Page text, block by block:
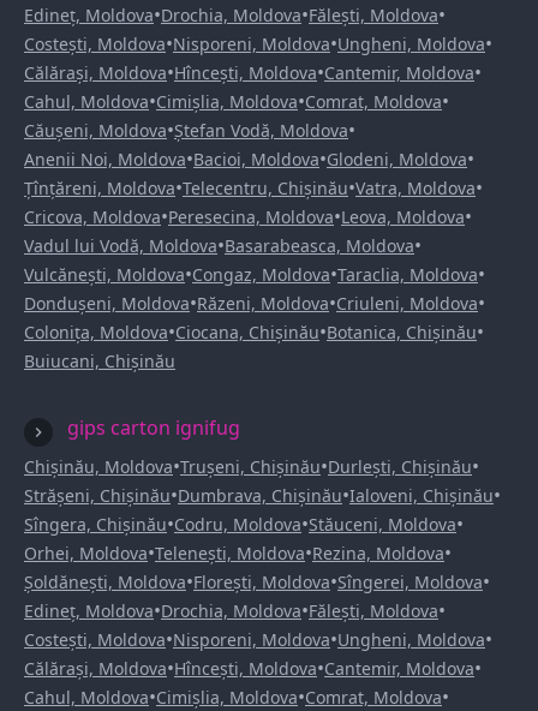
Edineț, Moldova•Drochia, Moldova•Fălești, Moldova•
Costești, Moldova•Nisporeni, Moldova•Ungheni, Moldova•
Călărași, Moldova•Hîncești, Moldova•Cantemir, Moldova•
Cahul, Moldova•Cimișlia, Moldova•Comrat, Moldova•
Căușeni, Moldova•Ștefan Vodă, Moldova•
Anenii Noi, Moldova•Bacioi, Moldova•Glodeni, Moldova•
Țînțăreni, Moldova•Telecentru, Chișinău•Vatra, Moldova•
Cricova, Moldova•Peresecina, Moldova•Leova, Moldova•
Vadul lui Vodă, Moldova•Basarabeasca, Moldova•
Vulcănești, Moldova•Congaz, Moldova•Taraclia, Moldova•
Dondușeni, Moldova•Răzeni, Moldova•Criuleni, Moldova•
Colonița, Moldova•Ciocana, Chișinău•Botanica, Chișinău•
Buiucani, Chișinău
gips carton ignifug
Chișinău, Moldova•Trușeni, Chișinău•Durlești, Chișinău•
Strășeni, Chișinău•Dumbrava, Chișinău•Ialoveni, Chișinău•
Sîngera, Chișinău•Codru, Moldova•Stăuceni, Moldova•
Orhei, Moldova•Telenești, Moldova•Rezina, Moldova•
Șoldănești, Moldova•Florești, Moldova•Sîngerei, Moldova•
Edineț, Moldova•Drochia, Moldova•Fălești, Moldova•
Costești, Moldova•Nisporeni, Moldova•Ungheni, Moldova•
Călărași, Moldova•Hîncești, Moldova•Cantemir, Moldova•
Cahul, Moldova•Cimișlia, Moldova•Comrat, Moldova•